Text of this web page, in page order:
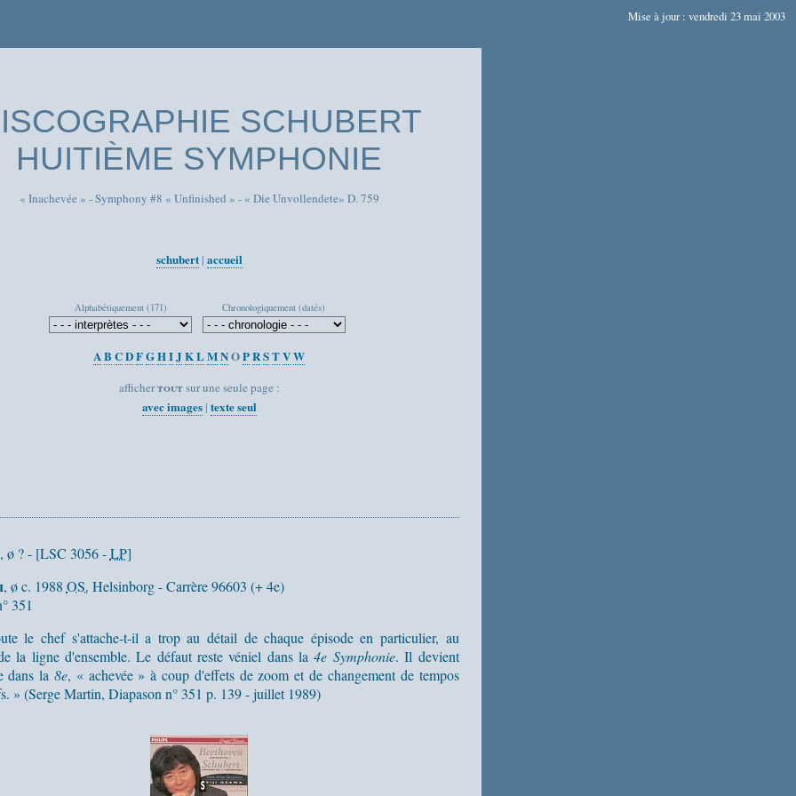
Mise à jour : vendredi 23 mai 2003
SCHUBERT
HUITIÈME SYMPHONIE
« Inachevée » - Symphony #8 « Unfinished » - « Die Unvollendete» D. 759
schubert| accueil
Alphabétiquement (171) Chronologiquement (datés)
AB CDFGHIJ KLMNOPRSTVW
affichertoutsur une seule page :
avec images| texte seul
, ø ? - [LSC 3056 -LP]
, ø c. 1988 OS. Helsinborg - Carrère 96603 (+ 4e)
351
le chef s'attache-t-il a trop au détail de chaque épisode en particulier, au
la ligne d'ensemble. Le défaut reste véniel dans la4e Symphonie. Il devient
dans la 8e, « achevée » à coup d'effets de zoom et de changement de tempos
» (Serge Martin, Diapason n° 351 p. 139 - juillet 1989)